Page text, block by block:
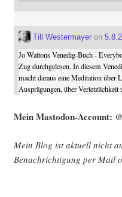
Till Westermayeron
Jo Waltons Venedig-Buch -
Zug durchgelesen. In diesem
macht daraus eine Meditation über
Ausprägungen, über Verletzlichkeit
Mein Mast­o­don-Account:
Mein Blog ist aktu­ell nicht
Benach­rich­ti­gung per Mail